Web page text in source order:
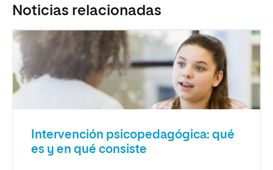
Noticias relacionadas
Intervención psicopedagógica: qué
es y en qué consiste